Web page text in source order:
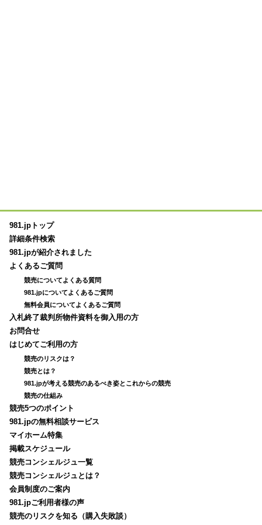
981.jpトップ
詳細条件検索
981.jpが紹介されました
よくあるご質問
競売についてよくある質問
981.jpについてよくあるご質問
無料会員についてよくあるご質問
入札終了裁判所物件資料を御入用の方
お問合せ
はじめてご利用の方
競売のリスクは？
競売とは？
981.jpが考える競売のあるべき姿とこれからの競売
競売の仕組み
競売5つのポイント
981.jpの無料相談サービス
マイホーム特集
掲載スケジュール
競売コンシェルジュ一覧
競売コンシェルジュとは？
会員制度のご案内
981.jpご利用者様の声
競売のリスクを知る（購入失敗談）